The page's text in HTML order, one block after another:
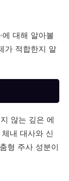
에 대해 알아볼
가 적합한지 알
않는 깊은 에
내 대사와 신
형 주사 성분이